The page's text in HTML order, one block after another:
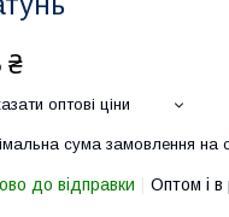
₴
оптові ціни
сума замовлення на
до відправки Оптом і в